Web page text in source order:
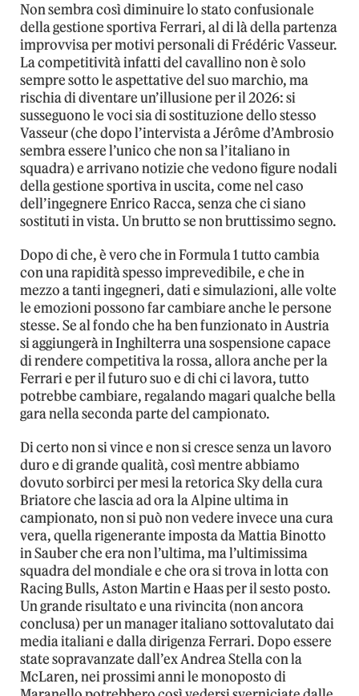
Non sembra così diminuire lo stato confusionale
della gestione sportiva Ferrari, al di là della partenza
improvvisa per motivi personali di Frédéric Vasseur.
La competitività infatti del cavallino non è solo
sempre sotto le aspettative del suo marchio, ma
rischia di diventare un’illusione per il 2026: si
susseguono le voci sia di sostituzione dello stesso
Vasseur (che dopo l’intervista a Jérôme d’Ambrosio
sembra essere l’unico che non sa l’italiano in
squadra) e arrivano notizie che vedono figure nodali
della gestione sportiva in uscita, come nel caso
dell’ingegnere Enrico Racca, senza che ci siano
sostituti in vista. Un brutto se non bruttissimo segno.
Dopo di che, è vero che in Formula 1 tutto cambia
con una rapidità spesso imprevedibile, e che in
mezzo a tanti ingegneri, dati e simulazioni, alle volte
le emozioni possono far cambiare anche le persone
stesse. Se al fondo che ha ben funzionato in Austria
si aggiungerà in Inghilterra una sospensione capace
di rendere competitiva la rossa, allora anche per la
Ferrari e per il futuro suo e di chi ci lavora, tutto
potrebbe cambiare, regalando magari qualche bella
gara nella seconda parte del campionato.
Di certo non si vince e non si cresce senza un lavoro
duro e di grande qualità, così mentre abbiamo
dovuto sorbirci per mesi la retorica Sky della cura
Briatore che lascia ad ora la Alpine ultima in
campionato, non si può non vedere invece una cura
vera, quella rigenerante imposta da Mattia Binotto
in Sauber che era non l’ultima, ma l’ultimissima
squadra del mondiale e che ora si trova in lotta con
Racing Bulls, Aston Martin e Haas per il sesto posto.
Un grande risultato e una rivincita (non ancora
conclusa) per un manager italiano sottovalutato dai
media italiani e dalla dirigenza Ferrari. Dopo essere
state sopravanzate dall’ex Andrea Stella con la
McLaren, nei prossimi anni le monoposto di